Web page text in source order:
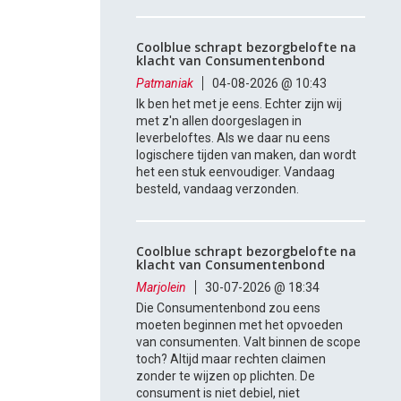
Coolblue schrapt bezorgbelofte na
klacht van Consumentenbond
Patmaniak
04-08-2026 @ 10:43
Ik ben het met je eens. Echter zijn wij
met z'n allen doorgeslagen in
leverbeloftes. Als we daar nu eens
logischere tijden van maken, dan wordt
het een stuk eenvoudiger. Vandaag
besteld, vandaag verzonden.
Coolblue schrapt bezorgbelofte na
klacht van Consumentenbond
Marjolein
30-07-2026 @ 18:34
Die Consumentenbond zou eens
moeten beginnen met het opvoeden
van consumenten. Valt binnen de scope
toch? Altijd maar rechten claimen
zonder te wijzen op plichten. De
consument is niet debiel, niet